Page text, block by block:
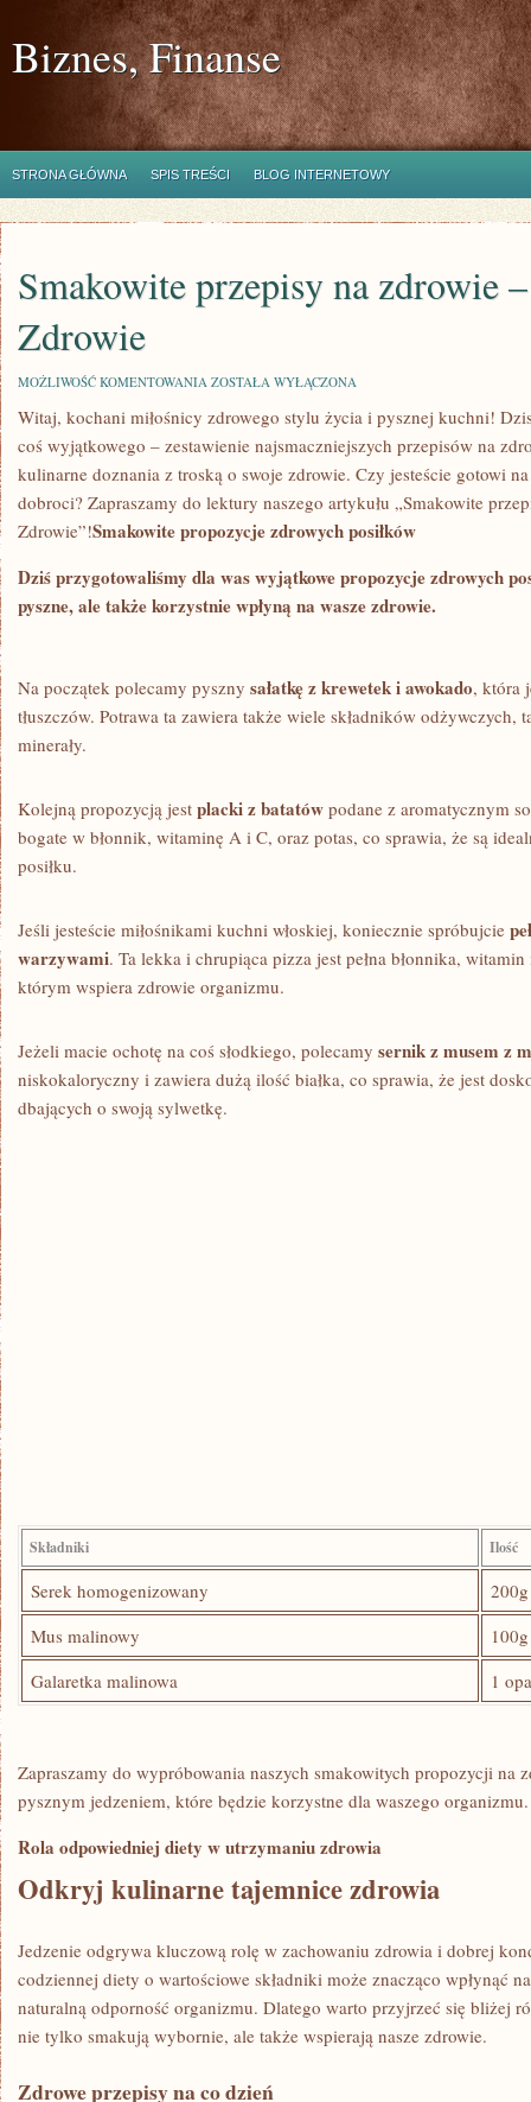
Biznes, Finanse
STRONA GŁÓWNA SPIS TREŚCI BLOG INTERNETOWY
Smakowite przepisy na zdrowie
Zdrowie
MOŻLIWOŚĆ KOMENTOWANIA SMAKOWITE
NA
–
KULINARIA
ZDROWIE
ZOSTAŁA WYŁĄCZONA
Witaj, kochani​ miłośnicy zdrowego stylu życia i pysznej kuchni!
coś wyjątkowego – zestawienie⁢ najsmaczniejszych przepisów na⁤
kulinarne doznania z‌ troską o swoje zdrowie. Czy ‌jesteście gotowi
dobroci? Zapraszamy do lektury naszego⁢ artykułu „Smakowite
⁢Zdrowie”!Smakowite propozycje zdrowych‍ posiłków
Dziś przygotowaliśmy dla was wyjątkowe propozycje ‌zdrowych
pyszne, ale​ także korzystnie wpłyną na wasze⁣ zdrowie.
Na początek polecamy pyszny sałatkę⁤ z krewetek i awokado, która
tłuszczów. Potrawa ta‌ zawiera ⁢także wiele składników
minerały.
Kolejną ⁤propozycją jest placki z batatów podane z aromatycznym
bogate w błonnik, witaminę A‌ i C, oraz potas, co sprawia, że‍ są
posiłku.
Jeśli jesteście miłośnikami⁢ kuchni włoskiej,‍ koniecznie ⁣spróbujcie
warzywami. Ta lekka i chrupiąca pizza ‌jest pełna błonnika,
którym wspiera zdrowie organizmu.
Jeżeli macie ochotę na coś słodkiego, ⁣polecamy⁣ sernik z musem z
niskokaloryczny⁤ i⁣ zawiera‌ dużą ilość białka, co ‌sprawia, ‍że⁤ jest
dbających‍ o swoją sylwetkę.
Składniki Ilość
Serek homogenizowany
200g
Mus malinowy
100g
Galaretka malinowa
1⁤
Zapraszamy do wypróbowania naszych smakowitych propozycji na
pysznym jedzeniem,‌ które będzie korzystne dla⁢ waszego organizmu.
Rola odpowiedniej diety w utrzymaniu zdrowia
Odkryj kulinarne tajemnice zdrowia
Jedzenie ‍odgrywa kluczową rolę w zachowaniu zdrowia i⁣ dobrej
codziennej diety o⁢ wartościowe ⁤składniki może znacząco wpłynąć⁣
naturalną odporność organizmu. Dlatego warto przyjrzeć się bliżej
nie‍ tylko smakują wybornie, ale także wspierają ‌nasze zdrowie.
Zdrowe przepisy na ‍co dzień